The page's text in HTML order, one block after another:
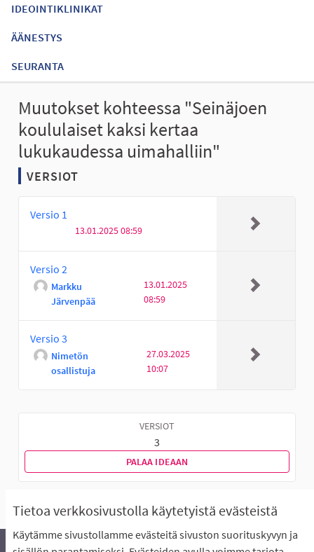
Tietoa verkkosivustolla käytetyistä evästeistä
Käytämme sivustollamme evästeitä sivuston suorituskyvyn ja
IDEOINTIKLINIKAT
ÄÄNESTYS
SEURANTA
Muutokset kohteessa "Seinäjoen
koululaiset kaksi kertaa
lukukaudessa uimahalliin"
VERSIOT
Versio 1
13.01.2025 08:59
Versio 2
Markku
Järvenpää
13.01.2025
08:59
Versio 3
Nimetön
osallistuja
27.03.2025
10:07
VERSIOT
3
PALAA IDEAAN